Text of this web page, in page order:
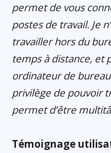
permet de vous
postes de travail. Je
travailler hors du
temps à distance, et
ordinateur de
privilège de pouvoir
permet d’être
Témoignage